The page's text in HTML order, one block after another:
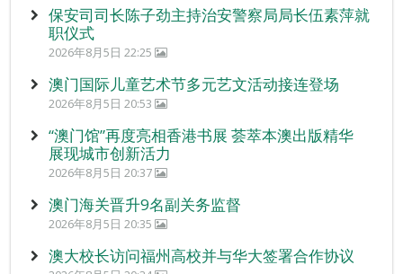
保安司司长陈子劲主持治安警察局局长伍素萍就
职仪式
2026年8月5日 22:25
澳门国际儿童艺术节多元艺文活动接连登场
2026年8月5日 20:53
“澳门馆”再度亮相香港书展 荟萃本澳出版精华
展现城市创新活力
2026年8月5日 20:37
澳门海关晋升9名副关务监督
2026年8月5日 20:35
澳大校长访问福州高校并与华大签署合作协议